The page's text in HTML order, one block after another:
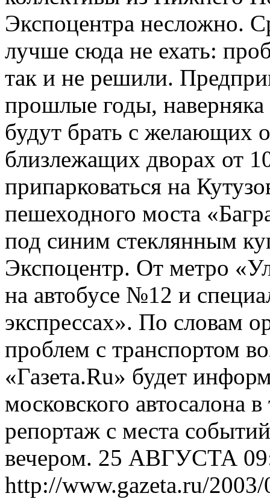
Экспоцентра несложно.
лучше сюда не ехать:
так и не решили.
прошлые годы, наверняка
будут брать с желающих
близлежащих дворах от
припарковаться на
пешеходного моста
под синим стеклянным
Экспоцентр. От метро
на автобусе №12 и
экспрессах». По словам
проблем с транспортом
«Газета.Ru» будет
московского автосалона
репортаж с места
вечером. 25 АВГУСТА
http://www.gazeta.ru/